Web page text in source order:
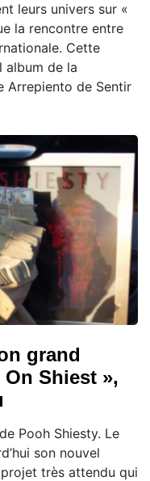
leurs univers sur «
la rencontre entre
Cette
album de la
Arrepiento de Sentir
grand
Shiest »,
Pooh Shiesty. Le
son nouvel
très attendu qui